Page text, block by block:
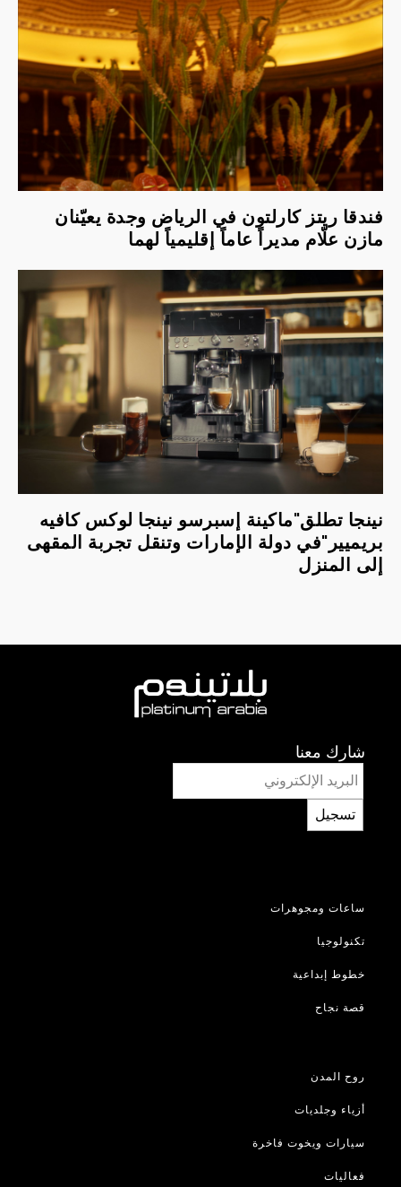
فندقا ريتز كارلتون في الرياض وجدة يعيّنان
مازن علّام مديراً عاماً إقليمياً لهما
نينجا تطلق"ماكينة إسبرسو نينجا لوكس كافيه
بريميير"في دولة الإمارات وتنقل تجربة المقهى
إلى المنزل
شارك معنا
تسجيل
ساعات ومجوهرات
تكنولوجيا
خطوط إبداعية
قصة نجاح
روح المدن
أزياء وجلديات
سيارات ويخوت فاخرة
فعاليات